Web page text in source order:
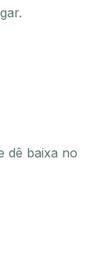
dê baixa no